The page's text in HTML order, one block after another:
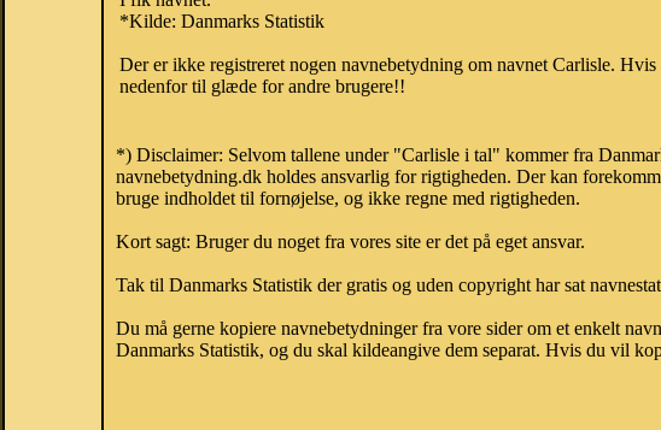
*Kilde: Danmarks Statistik
Der er ikke registreret nogen navnebetydning om navnet Carlisle.
nedenfor til glæde for andre brugere!!
*) Disclaimer: Selvom tallene under "Carlisle i tal" kommer fra
navnebetydning.dk holdes ansvarlig for rigtigheden. Der kan
bruge indholdet til fornøjelse, og ikke regne med rigtigheden.
Kort sagt: Bruger du noget fra vores site er det på eget ansvar.
Tak til Danmarks Statistik der gratis og uden copyright har sat
Du må gerne kopiere navnebetydninger fra vore sider om et enkelt
Danmarks Statistik, og du skal kildeangive dem separat. Hvis du vil